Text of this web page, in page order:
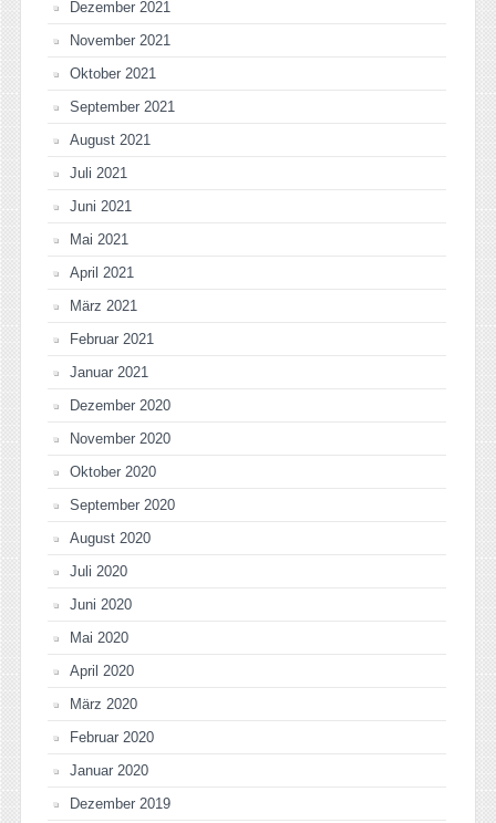
Dezember 2021
November 2021
Oktober 2021
September 2021
August 2021
Juli 2021
Juni 2021
Mai 2021
April 2021
März 2021
Februar 2021
Januar 2021
Dezember 2020
November 2020
Oktober 2020
September 2020
August 2020
Juli 2020
Juni 2020
Mai 2020
April 2020
März 2020
Februar 2020
Januar 2020
Dezember 2019